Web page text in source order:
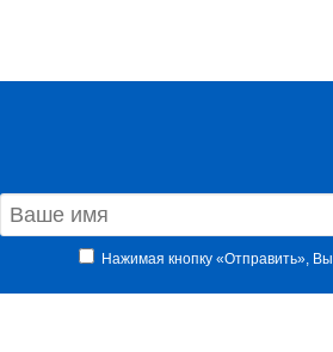
Нажимая кнопку «Отправить»,